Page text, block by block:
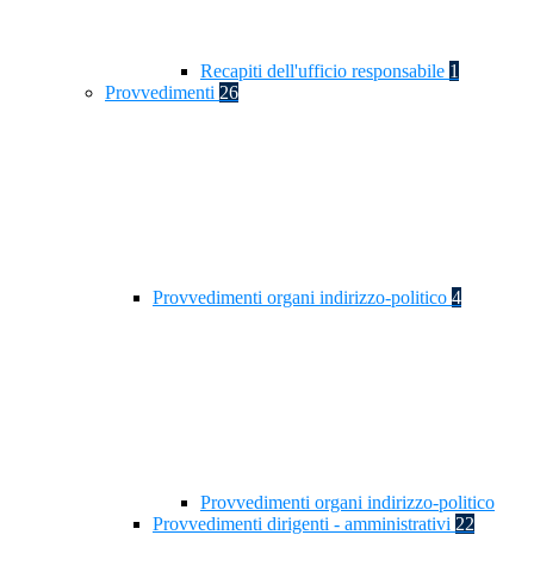
Recapiti dell'ufficio responsabile 1
Provvedimenti 26
Provvedimenti organi indirizzo-politico 4
Provvedimenti organi indirizzo-politico
Provvedimenti dirigenti - amministrativi 22